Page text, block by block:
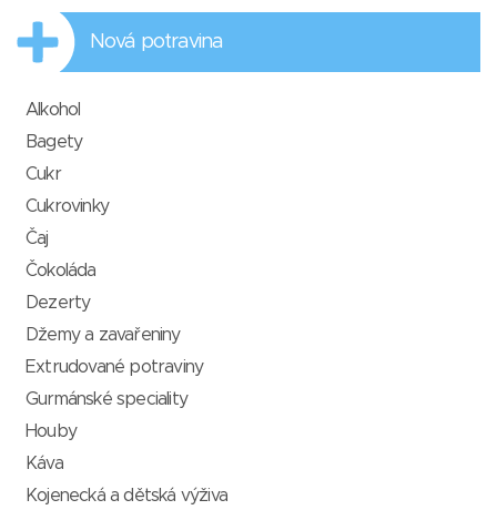
Nová potravina
Alkohol
Bagety
Cukr
Cukrovinky
Čaj
Čokoláda
Dezerty
Džemy a zavařeniny
Extrudované potraviny
Gurmánské speciality
Houby
Káva
Kojenecká a dětská výživa